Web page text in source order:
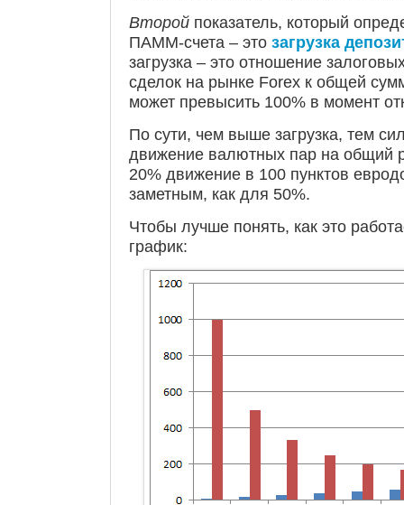
Второй показатель, который
ПАММ-счета – это загрузка
загрузка – это отношение
сделок на рынке Forex к общей
может превысить 100% в момент
По сути, чем выше загрузка, тем
движение валютных пар на общий
20% движение в 100 пунктов
заметным, как для 50%.
Чтобы лучше понять, как это
график: